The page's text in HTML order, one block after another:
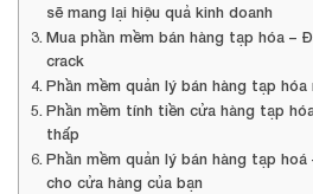
sẽ mang lại hiệu quả kinh doanh
Mua phần mềm bán hàng tạp hóa –
crack
Phần mềm quản lý bán hàng tạp
Phần mềm tính tiền cửa hàng tạp
thấp
Phần mềm quản lý bán hàng tạp
cho cửa hàng của bạn